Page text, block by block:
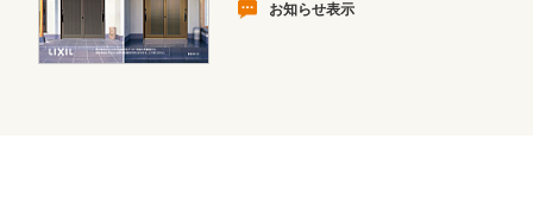
お知らせ表示